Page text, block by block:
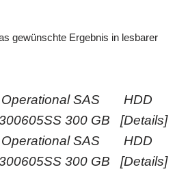
gewünschte Ergebnis in lesbarer
SAS HDD
300 GB [Details]
SAS HDD
300 GB [Details]